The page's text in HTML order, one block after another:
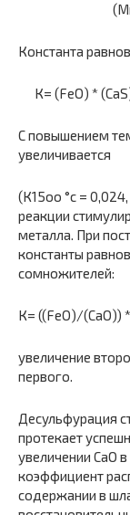
Константа
К= (FeO) *
С повышением
увеличивается
(К15оо °с =
реакции
металла. При
константы
сомножителей:
К= ((FeO)/(CaO))
увеличе­ние
первого.
Десульфурация
протекает
увеличении СаО
коэффициент
содержании в